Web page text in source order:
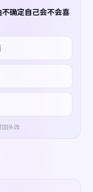
确定自己会不会喜
头改